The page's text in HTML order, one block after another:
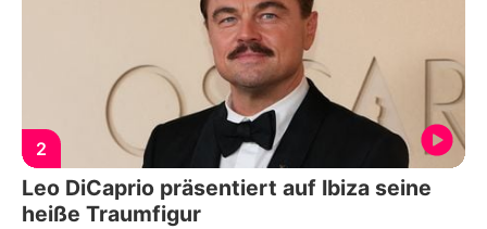
2
Leo DiCaprio präsentiert auf Ibiza seine
heiße Traumfigur